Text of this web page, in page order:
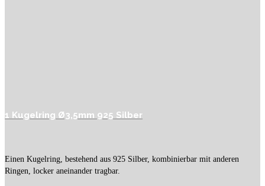
1 Kugelring Ø3,5mm 925 Silber
Einen Kugelring, bestehend aus 925 Silber, kombinierbar mit anderen
Ringen, locker aneinander tragbar.